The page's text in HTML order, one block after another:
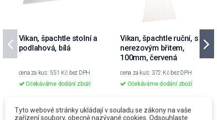
Vikan, špachtle stolní a
podlahová, bílá
cena za kus: 551 Kč bez DPH
Očekáváme dodání zboží
551 Kč
Vikan, špachtle ruční, s
nerezovým břitem,
100mm, červená
cena za kus: 372 Kč bez DPH
Očekáváme dodání zboží
372 Kč
Tyto webové stránky ukládají v souladu se zákony na vaše
zařízení soubory, obecně nazývané cookies. Odsouhlaste